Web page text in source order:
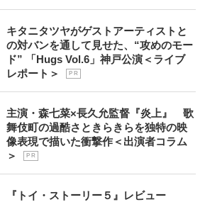
キタニタツヤがゲストアーティストと
の対バンを通して見せた、“攻めのモー
ド” 「Hugs Vol.6」神戸公演＜ライブ
レポート＞
P R
主演・森七菜×長久允監督『炎上』 歌
舞伎町の過酷さときらきらを独特の映
像表現で描いた衝撃作＜出演者コラム
＞
P R
『トイ・ストーリー５』レビュー